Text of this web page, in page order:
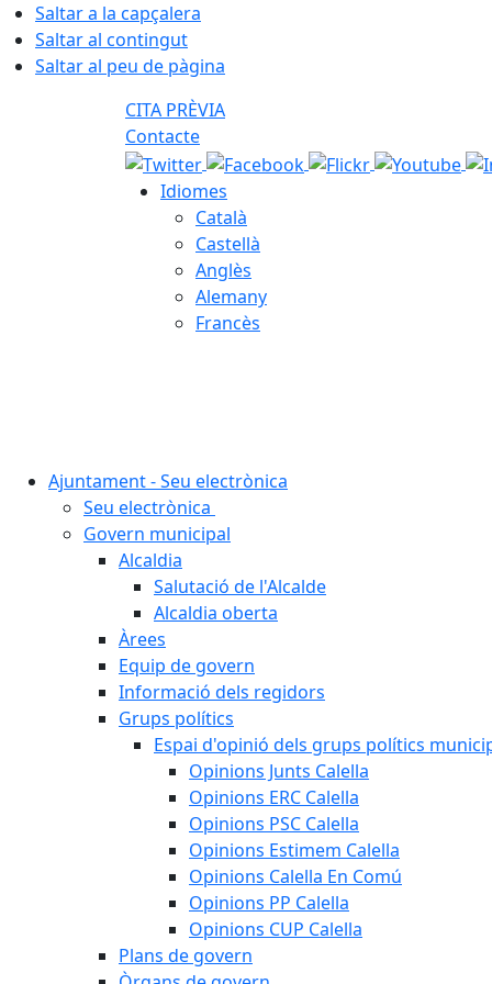
Saltar a la capçalera
Saltar al contingut
Saltar al peu de pàgina
CITA PRÈVIA
Contacte
Idiomes
Català
Castellà
Anglès
Alemany
Francès
Ajuntament - Seu electrònica
Seu electrònica
Govern municipal
Alcaldia
Salutació de l'Alcalde
Alcaldia oberta
Àrees
Equip de govern
Informació dels regidors
Grups polítics
Espai d'opinió dels grups polítics
Opinions Junts Calella
Opinions ERC Calella
Opinions PSC Calella
Opinions Estimem Calella
Opinions Calella En Comú
Opinions PP Calella
Opinions CUP Calella
Plans de govern